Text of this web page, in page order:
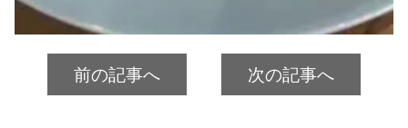
前の記事へ 次の記事へ